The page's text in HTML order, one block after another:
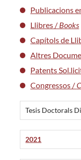
Publicacions
Llibres / Books
Capítols de
Altres
Patents
Congressos /
Tesis Doctorals
2021